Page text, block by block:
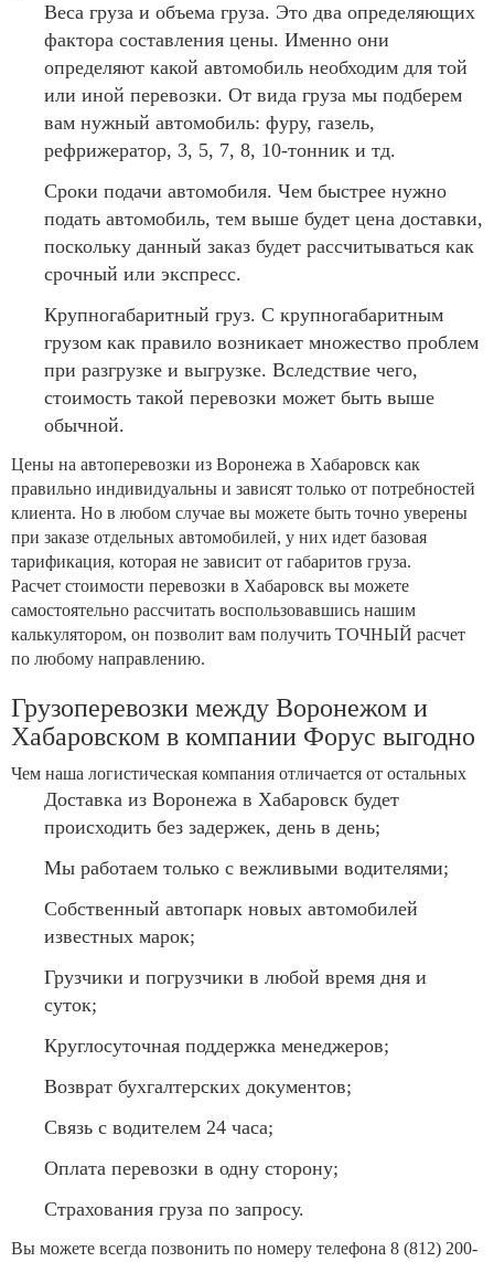
Веса груза и объема груза. Это два определяющих
фактора составления цены. Именно они
определяют какой автомобиль необходим для той
или иной перевозки. От вида груза мы подберем
вам нужный автомобиль: фуру, газель,
рефрижератор, 3, 5, 7, 8, 10-тонник и тд.
Сроки подачи автомобиля. Чем быстрее нужно
подать автомобиль, тем выше будет цена доставки,
поскольку данный заказ будет рассчитываться как
срочный или экспресс.
Крупногабаритный груз. С крупногабаритным
грузом как правило возникает множество проблем
при разгрузке и выгрузке. Вследствие чего,
стоимость такой перевозки может быть выше
обычной.
Цены на автоперевозки из Воронежа в Хабаровск как
правильно индивидуальны и зависят только от потребностей
клиента. Но в любом случае вы можете быть точно уверены
при заказе отдельных автомобилей, у них идет базовая
тарификация, которая не зависит от габаритов груза.
Расчет стоимости перевозки в Хабаровск вы можете
самостоятельно рассчитать воспользовавшись нашим
калькулятором, он позволит вам получить ТОЧНЫЙ расчет
по любому направлению.
Грузоперевозки между Воронежом и
Хабаровском в компании Форус выгодно
Чем наша логистическая компания отличается от остальных
Доставка из Воронежа в Хабаровск будет
происходить без задержек, день в день;
Мы работаем только с вежливыми водителями;
Собственный автопарк новых автомобилей
известных марок;
Грузчики и погрузчики в любой время дня и
суток;
Круглосуточная поддержка менеджеров;
Возврат бухгалтерских документов;
Связь с водителем 24 часа;
Оплата перевозки в одну сторону;
Страхования груза по запросу.
Вы можете всегда позвонить по номеру телефона 8 (812) 200-